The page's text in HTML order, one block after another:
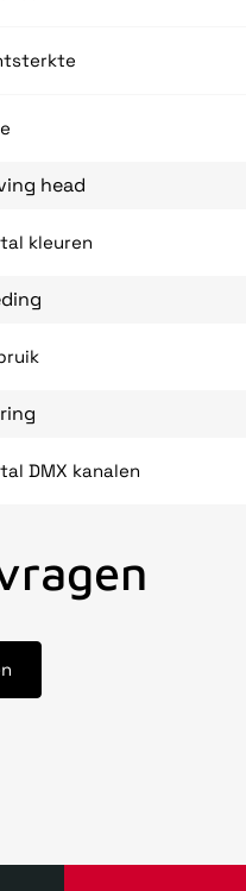
head
kleuren
DMX kanalen
winkel +35 jaar